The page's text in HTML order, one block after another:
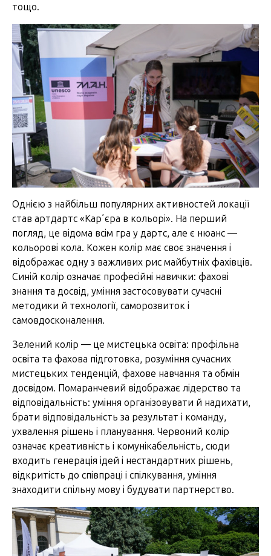
тощо.
Однією з найбільш популярних активностей локації
став артдартс «Карʼєра в кольорі». На перший
погляд, це відома всім гра у дартс, але є нюанс —
кольорові кола. Кожен колір має своє значення і
відображає одну з важливих рис майбутніх фахівців.
Синій колір означає професійні навички: фахові
знання та досвід, уміння застосовувати сучасні
методики й технології, саморозвиток і
самовдосконалення.
Зелений колір — це мистецька освіта: профільна
освіта та фахова підготовка, розуміння сучасних
мистецьких тенденцій, фахове навчання та обмін
досвідом. Помаранчевий відображає лідерство та
відповідальність: уміння організовувати й надихати,
брати відповідальність за результат і команду,
ухвалення рішень і планування. Червоний колір
означає креативність і комунікабельність, сюди
входить генерація ідей і нестандартних рішень,
відкритість до співпраці і спілкування, уміння
знаходити спільну мову і будувати партнерство.